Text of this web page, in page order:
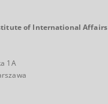
of International Affairs
1A